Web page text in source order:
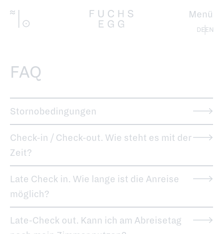
Inhalt
Menü
FAQ
Stornobedingungen
Check-in / Check-out. Wie steht es mit der
Zeit?
Late Check in. Wie lange ist die Anreise
möglich?
Late-Check out. Kann ich am Abreisetag